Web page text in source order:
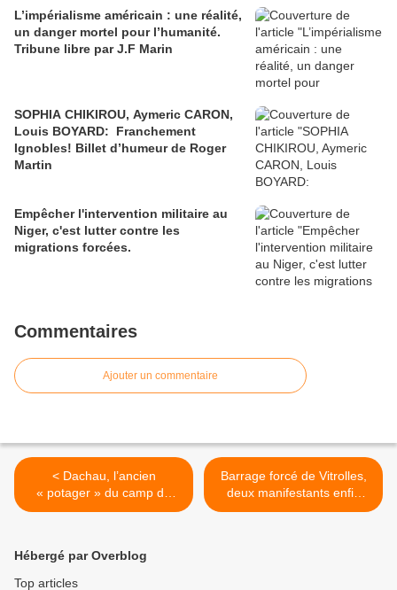
L’impérialisme américain : une réalité,
un danger mortel pour l’humanité.
Tribune libre par J.F Marin
SOPHIA CHIKIROU, Aymeric CARON,
Louis BOYARD: Franchement
Ignobles! Billet d’humeur de Roger
Martin
Empêcher l'intervention militaire au
Niger, c'est lutter contre les
migrations forcées.
Commentaires
Ajouter un commentaire
< Dachau, l’ancien
« potager » du camp de
concentration pour les
Barrage forcé de Vitrolles,
deux manifestants enfin
reconnus victimes >
Hébergé par Overblog
Top articles